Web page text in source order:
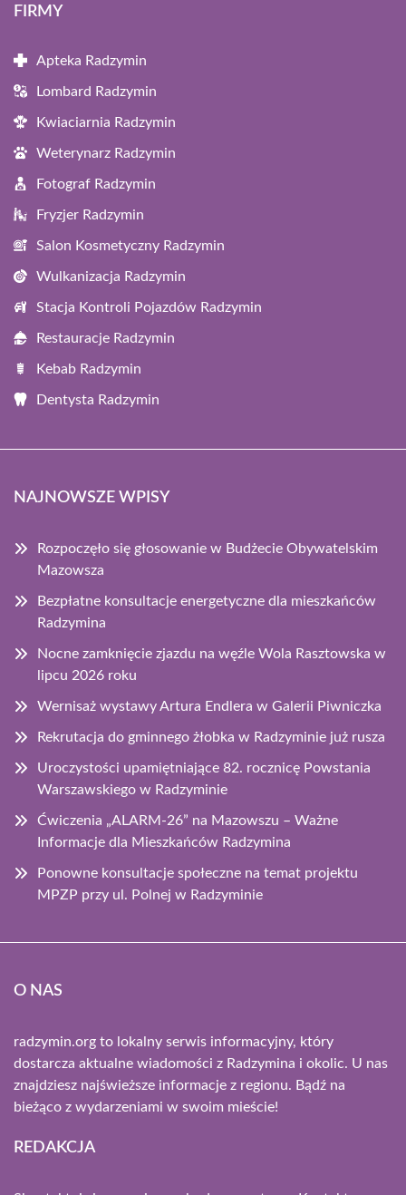
FIRMY
Apteka Radzymin
Lombard Radzymin
Kwiaciarnia Radzymin
Weterynarz Radzymin
Fotograf Radzymin
Fryzjer Radzymin
Salon Kosmetyczny Radzymin
Wulkanizacja Radzymin
Stacja Kontroli Pojazdów Radzymin
Restauracje Radzymin
Kebab Radzymin
Dentysta Radzymin
NAJNOWSZE WPISY
Rozpoczęło się głosowanie w Budżecie Obywatelskim
Mazowsza
Bezpłatne konsultacje energetyczne dla mieszkańców
Radzymina
Nocne zamknięcie zjazdu na węźle Wola Rasztowska w
lipcu 2026 roku
Wernisaż wystawy Artura Endlera w Galerii Piwniczka
Rekrutacja do gminnego żłobka w Radzyminie już rusza
Uroczystości upamiętniające 82. rocznicę Powstania
Warszawskiego w Radzyminie
Ćwiczenia „ALARM-26” na Mazowszu – Ważne
Informacje dla Mieszkańców Radzymina
Ponowne konsultacje społeczne na temat projektu
MPZP przy ul. Polnej w Radzyminie
O NAS
radzymin.org to lokalny serwis informacyjny, który
dostarcza aktualne wiadomości z Radzymina i okolic. U nas
znajdziesz najświeższe informacje z regionu. Bądź na
bieżąco z wydarzeniami w swoim mieście!
REDAKCJA